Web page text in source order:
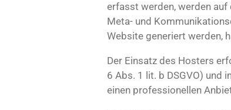
erfasst werden, werden auf
Meta- und
Website generiert werden,
Der Einsatz des Hosters
6 Abs. 1 lit. b DSGVO) und
einen professionellen